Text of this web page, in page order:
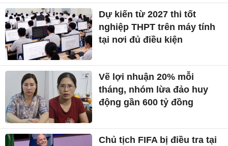
Dự kiến từ 2027 thi tốt
nghiệp THPT trên máy tính
tại nơi đủ điều kiện
Vẽ lợi nhuận 20% mỗi
tháng, nhóm lừa đảo huy
động gần 600 tỷ đồng
Chủ tịch FIFA bị điều tra tại